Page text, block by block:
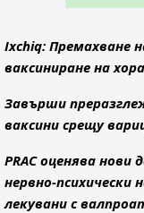
Ixchiq: Премахване
ваксиниране на
Завърши
ваксини срещу
PRAC оценява нови
нервно-психически
лекувани с